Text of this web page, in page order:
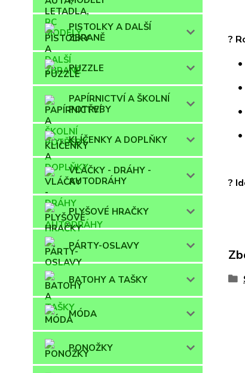
PISTOLKY A DALŠÍ
ZBRANĚ
PUZZLE
PAPÍRNICTVÍ A ŠKOLNÍ
POTŘEBY
KLÍČENKY A DOPLŇKY
VLÁČKY - DRÁHY -
AUTODRÁHY
PLYŠOVÉ HRAČKY
PÁRTY-OSLAVY
BATOHY A TAŠKY
MÓDA
PONOŽKY
?
•
•
•
•
?